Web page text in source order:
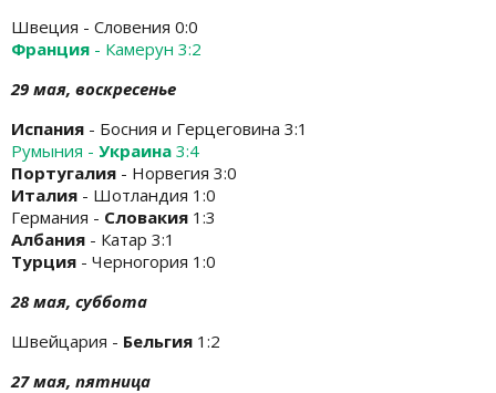
Швеция - Словения 0:0
Франция - Камерун 3:2
29 мая, воскресенье
Испания - Босния и Герцеговина 3:1
Румыния - Украина 3:4
Португалия - Норвегия 3:0
Италия - Шотландия 1:0
Германия - Словакия 1:3
Албания - Катар 3:1
Турция - Черногория 1:0
28 мая, суббота
Швейцария - Бельгия 1:2
27 мая, пятница